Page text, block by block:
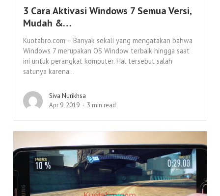
3 Cara Aktivasi Windows 7 Semua Versi,
Mudah &…
Kuotabro.com – Banyak sekali yang mengatakan bahwa
Windows 7 merupakan OS Window terbaik hingga saat
ini untuk perangkat komputer. Hal tersebut salah
satunya karena...
Siva Nurikhsa
Apr 9, 2019
3 min read